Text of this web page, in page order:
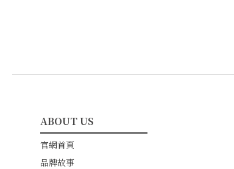
ABOUT US
━━━━━━━━━━━
官網首頁
品牌故事